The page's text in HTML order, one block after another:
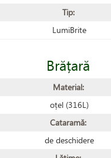
Tip:
LumiBrite
Brățară
Material:
oțel (316L)
Cataramă:
de deschidere